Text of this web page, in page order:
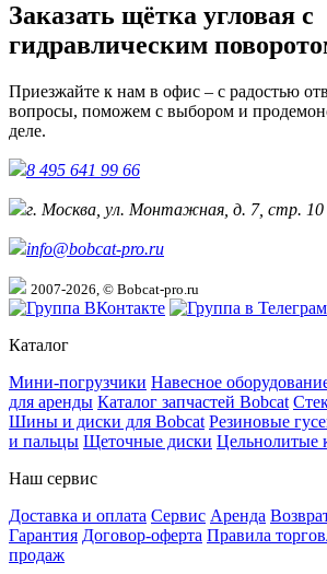
Заказать щётка угловая с
гидравлическим
Приезжайте к нам в офис – с радостью
вопросы, поможем с выбором и
деле.
8 495 641 99 66
г. Москва, ул. Монтажная, д. 7, стр. 10
info@bobcat-pro.ru
2007-2026, © Bobcat-pro.ru
Каталог
Мини-погрузчики Навесное
для аренды Каталог запчастей Bobcat
Шины и диски для Bobcat Резиновые
и пальцы Щеточные диски Цельнолитые
Наш сервис
Доставка и оплата Сервис Аренда
Гарантия Договор-оферта Правила
продаж